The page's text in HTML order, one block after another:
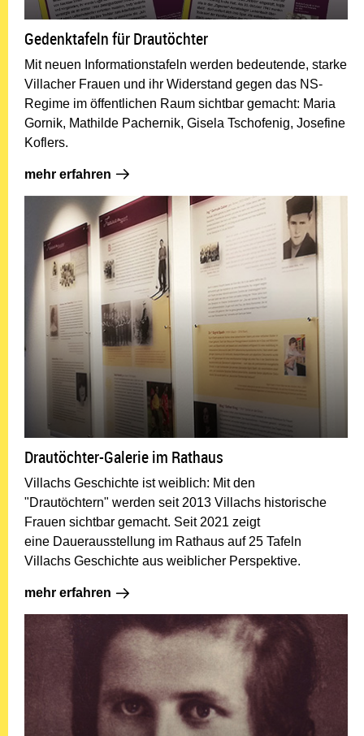
Gedenktafeln für Drautöchter
Mit neuen Informationstafeln werden bedeutende, starke
Villacher Frauen und ihr Widerstand gegen das NS-
Regime im öffentlichen Raum sichtbar gemacht: Maria
Gornik, Mathilde Pachernik, Gisela Tschofenig, Josefine
Koflers.
mehr erfahren mehr erfahren: Gedenktafeln für
Drautöchter-Galerie im Rathaus
Villachs Geschichte ist weiblich: Mit den
"Drautöchtern" werden seit 2013 Villachs historische
Frauen sichtbar gemacht. Seit 2021 zeigt
eine Dauerausstellung im Rathaus auf 25 Tafeln
Villachs Geschichte aus weiblicher Perspektive.
mehr erfahren mehr erfahren: Drautöchter-Galerie im